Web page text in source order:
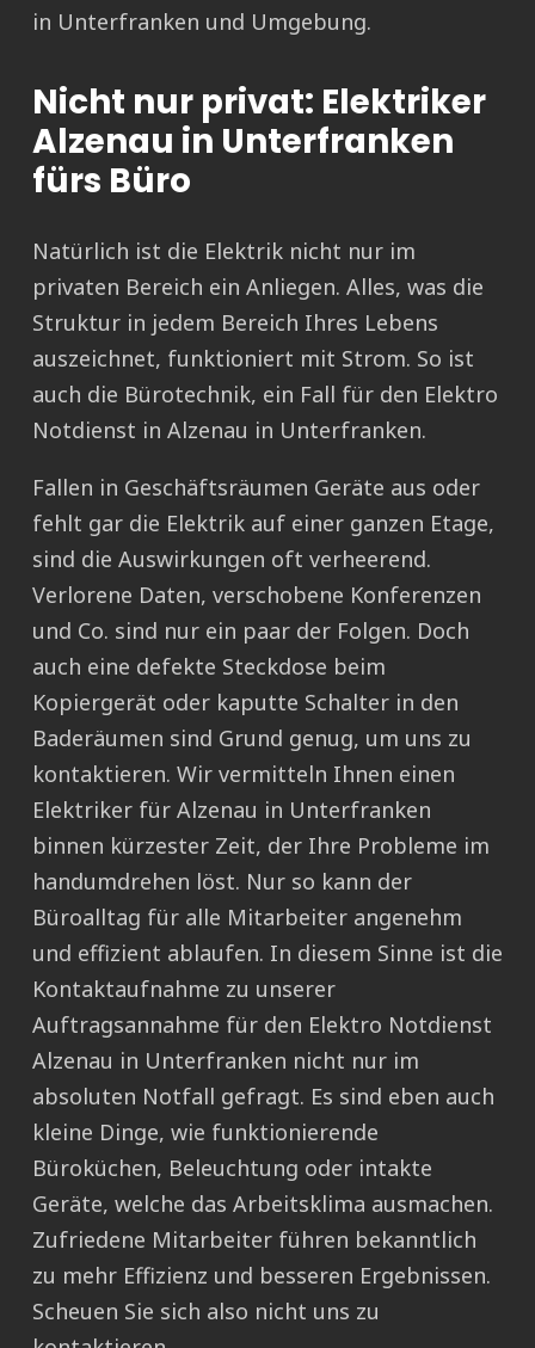
in Unterfranken und Umgebung.
Nicht nur privat: Elektriker
Alzenau in Unterfranken
fürs Büro
Natürlich ist die Elektrik nicht nur im
privaten Bereich ein Anliegen. Alles, was die
Struktur in jedem Bereich Ihres Lebens
auszeichnet, funktioniert mit Strom. So ist
auch die Bürotechnik, ein Fall für den Elektro
Notdienst in Alzenau in Unterfranken.
Fallen in Geschäftsräumen Geräte aus oder
fehlt gar die Elektrik auf einer ganzen Etage,
sind die Auswirkungen oft verheerend.
Verlorene Daten, verschobene Konferenzen
und Co. sind nur ein paar der Folgen. Doch
auch eine defekte Steckdose beim
Kopiergerät oder kaputte Schalter in den
Baderäumen sind Grund genug, um uns zu
kontaktieren. Wir vermitteln Ihnen einen
Elektriker für Alzenau in Unterfranken
binnen kürzester Zeit, der Ihre Probleme im
handumdrehen löst. Nur so kann der
Büroalltag für alle Mitarbeiter angenehm
und effizient ablaufen. In diesem Sinne ist die
Kontaktaufnahme zu unserer
Auftragsannahme für den Elektro Notdienst
Alzenau in Unterfranken nicht nur im
absoluten Notfall gefragt. Es sind eben auch
kleine Dinge, wie funktionierende
Büroküchen, Beleuchtung oder intakte
Geräte, welche das Arbeitsklima ausmachen.
Zufriedene Mitarbeiter führen bekanntlich
zu mehr Effizienz und besseren Ergebnissen.
Scheuen Sie sich also nicht uns zu